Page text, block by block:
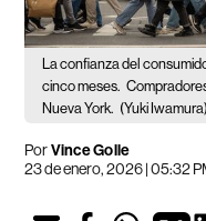
La confianza del
cinco meses.
Nueva York. (Yuki Iwamura)
PorVince Golle
23 de enero, 2026 | 05:32